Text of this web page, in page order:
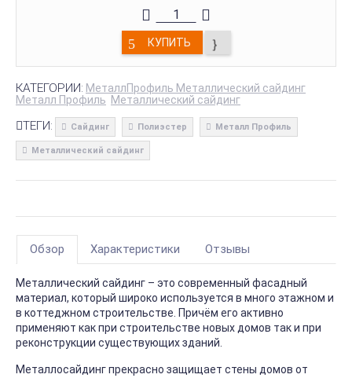
КУПИТЬ
КАТЕГОРИИ: МеталлПрофиль Металлический сайдинг
Металл Профиль Металлический сайдинг
ТЕГИ: Сайдинг Полиэстер Металл Профиль
Металлический сайдинг
Обзор Характеристики Отзывы
Металлический сайдинг – это современный фасадный
материал, который широко используется в много этажном и
в коттеджном строительстве. Причём его активно
применяют как при строительстве новых домов так и при
реконструкции существующих зданий.
Металлосайдинг прекрасно защищает стены домов от